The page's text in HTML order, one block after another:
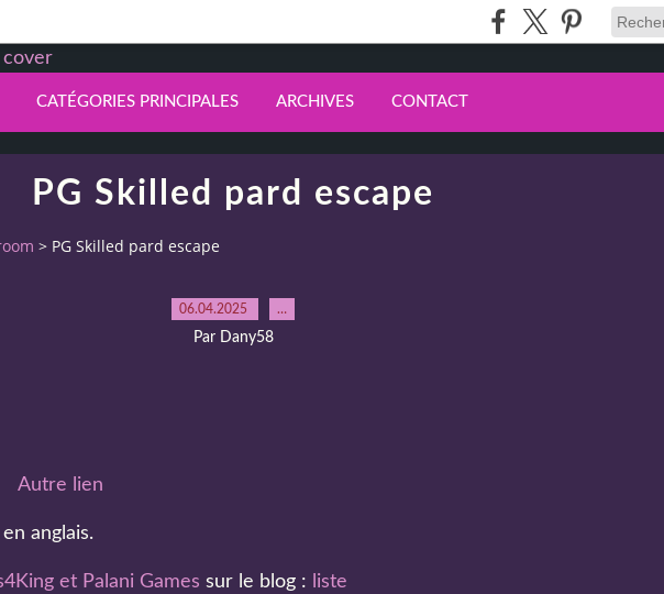
CATÉGORIES PRINCIPALES ARCHIVES CONTACT
PG Skilled pard escape
> PG Skilled pard escape
06.04.2025 …
Par Dany58
Autre lien
anglais.
et Palani Games sur le blog : liste